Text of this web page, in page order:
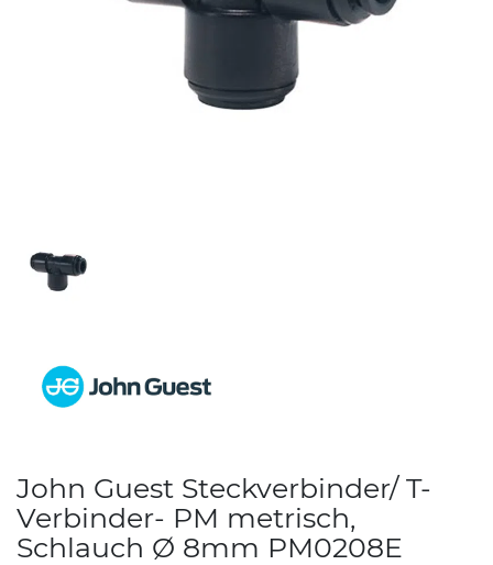
John Guest Steckverbinder/ T-
Verbinder- PM metrisch,
Schlauch Ø 8mm PM0208E